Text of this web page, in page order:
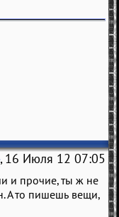
, 16 Июля 12 07:05
и прочие, ты ж не
А то пишешь вещи,